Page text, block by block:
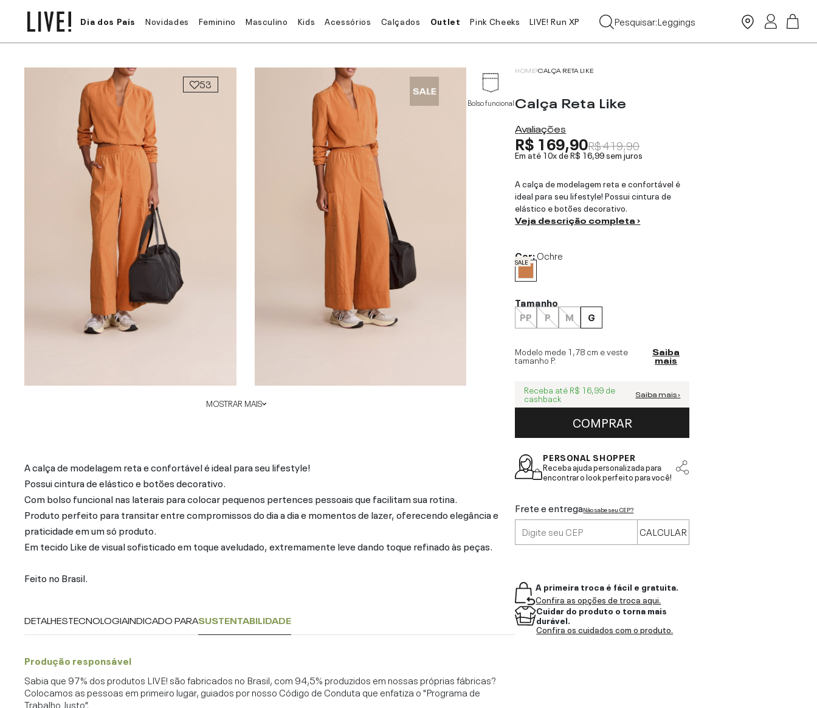
Dia dos Pais Novidades Feminino Masculino Kids Acessórios Calçados Outlet Pink Cheeks LIVE! Run XP
Pesquisar:Leggings
53
MOSTRAR MAIS
Bolso funcional
A calça de modelagem reta e confortável é ideal para seu lifestyle!
Possui cintura de elástico e botões decorativo.
Com bolso funcional nas laterais para colocar pequenos pertences pessoais que facilitam sua rotina.
Produto perfeito para transitar entre compromissos do dia a dia e momentos de lazer, oferecendo elegância e
praticidade em um só produto.
Em tecido Like de visual sofisticado em toque aveludado, extremamente leve dando toque refinado às peças.
Feito no Brasil.
DETALHESTECNOLOGIAINDICADO PARASUSTENTABILIDADE
Produção responsável
Sabia que 97% dos produtos LIVE! são fabricados no Brasil, com 94,5% produzidos em nossas próprias fábricas?
Colocamos as pessoas em primeiro lugar, guiados por nosso Código de Conduta que enfatiza o "Programa de
Trabalho Justo".
HOME CALÇA RETA LIKE
Calça Reta Like
Avaliações
R$ 169,90R$ 419,90
Em até 10x deR$ 16,99sem juros
A calça de modelagem reta e confortável é
ideal para seu lifestyle! Possui cintura de
elástico e botões decorativo.
Veja descrição completa ›
Cor:Ochre
SALE
Tamanho
PP
P M G
Modelo mede 1,78 cm e veste
tamanho P.
Saiba
mais
Receba até R$ 16,99 de
cashback Saiba mais ›
COMPRAR
PERSONAL SHOPPER
Receba ajuda personalizada para
encontrar o look perfeito para você!
Frete e entregaNão sabe seu CEP?
CALCULAR
A primeira troca é fácil e gratuita.
Confira as opções de troca aqui.
Cuidar do produto o torna mais
durável.
Confira os cuidados com o produto.